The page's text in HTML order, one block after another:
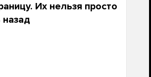
Их нельзя просто
назад